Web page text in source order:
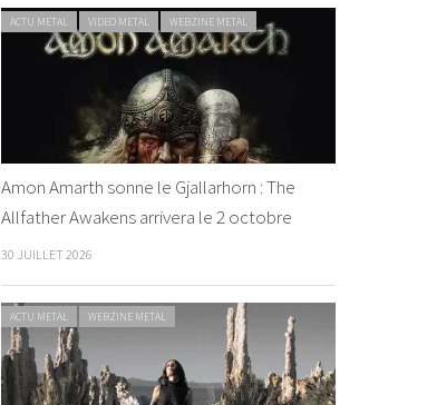
ACTU METAL VIDEO METAL WEBZINE METAL
Amon Amarth sonne le Gjallarhorn : The
Allfather Awakens arrivera le 2 octobre
30 JUILLET 2026
ACTU METAL WEBZINE METAL